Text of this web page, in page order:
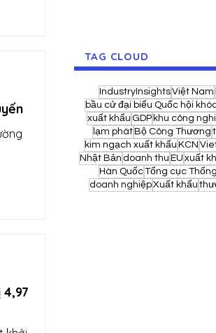
TAG CLOUD
IndustryInsightsViệt Nam
bầu cử đại biểu Quốc hội
xuất khẩu GDP khu công
lạm phát Bộ Công Thương
kim ngạch xuất khẩu KCN
Nhật Bản doanh thu EU xuất
Hàn QuốcTổng cục
doanh nghiệpXuất khẩu